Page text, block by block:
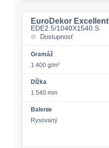
EuroDekor Excellent
EDE2.5/1040X1540.S
Dostupnosť
Gramáž
1.400 g/m²
Dĺžka
1.540 mm
Balenie
Rysovaný